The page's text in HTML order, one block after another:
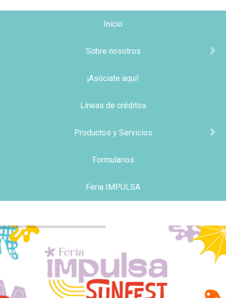
Inicio
Sobre nosotros
¡Asóciate aquí!
Líneas de créditos
Productos y Servicios
Formularios
Feria IMPULSA